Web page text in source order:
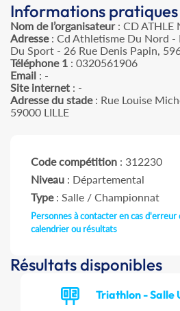
Informations pratiques
Nom de l’organisateur: CD ATHLE
Adresse: Cd Athletisme Du Nord -
Du Sport - 26 Rue Denis Papin,
Téléphone 1 : 0320561906
Email : -
Site internet : -
Adresse du stade: Rue Louise
59000 LILLE
Code compétition : 312230
Niveau : Départemental
Type: Salle / Championnat
Personnes à contacter en cas d'erreur
calendrier ou résultats
Résultats disponibles
Triathlon - Salle